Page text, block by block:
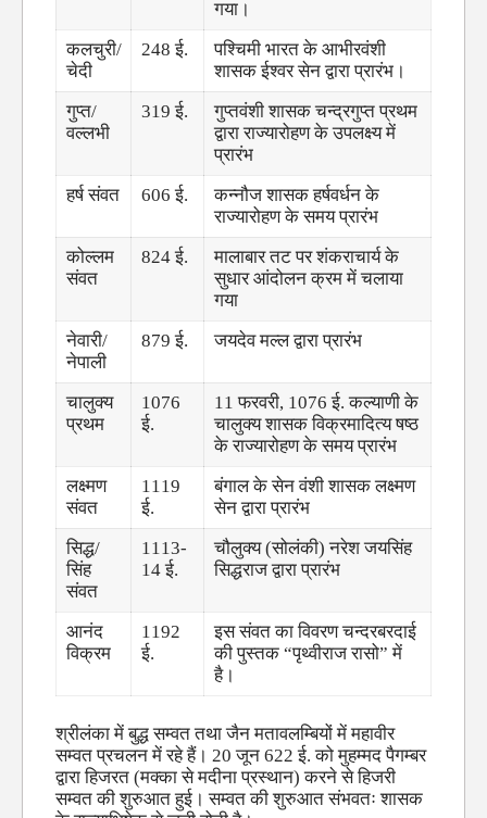
गया।
कलचुरी/
चेदी
248 ई.
पश्चिमी भारत के आभीरवंशी
शासक ईश्वर सेन द्वारा प्रारंभ।
गुप्त/
वल्लभी
319 ई.
गुप्तवंशी शासक चन्द्रगुप्त प्रथम
द्वारा राज्यारोहण के उपलक्ष्य में
प्रारंभ
हर्ष संवत
606 ई.
कन्नौज शासक हर्षवर्धन के
राज्यारोहण के समय प्रारंभ
कोल्लम
संवत
824 ई.
मालाबार तट पर शंकराचार्य के
सुधार आंदोलन क्रम में चलाया
गया
नेवारी/
नेपाली
879 ई. जयदेव मल्ल द्वारा प्रारंभ
चालुक्य
प्रथम
1076
ई.
11 फरवरी, 1076 ई. कल्याणी के
चालुक्य शासक विक्रमादित्य षष्ठ
के राज्यारोहण के समय प्रारंभ
लक्ष्मण
संवत
1119
ई.
बंगाल के सेन वंशी शासक लक्ष्मण
सेन द्वारा प्रारंभ
सिद्ध/
सिंह
संवत
1113-
14 ई.
चौलुक्य (सोलंकी) नरेश जयसिंह
सिद्धराज द्वारा प्रारंभ
आनंद
विक्रम
1192
ई.
इस संवत का विवरण चन्दरबरदाई
की पुस्तक “पृथ्वीराज रासो” में
है।
श्रीलंका में बुद्ध सम्वत तथा जैन मतावलम्बियों में महावीर
सम्वत प्रचलन में रहे हैं। 20 जून 622 ई. को मुहम्मद पैगम्बर
द्वारा हिजरत (मक्का से मदीना प्रस्थान) करने से हिजरी
सम्वत की शुरुआत हुई। सम्वत की शुरुआत संभवतः शासक